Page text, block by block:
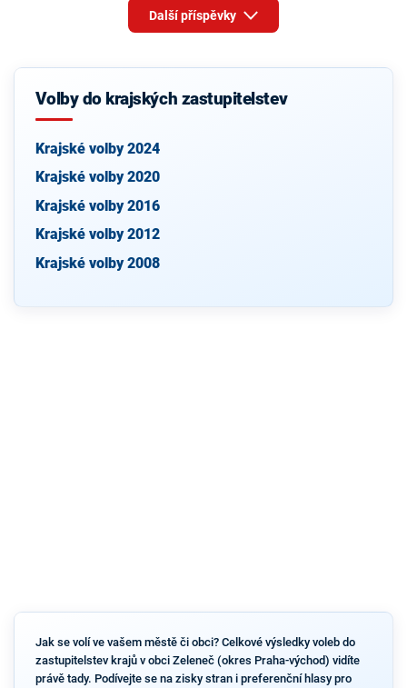
Další příspěvky
Volby do krajských zastupitelstev
Krajské volby 2024
Krajské volby 2020
Krajské volby 2016
Krajské volby 2012
Krajské volby 2008
Jak se volí ve vašem městě či obci? Celkové výsledky voleb do
zastupitelstev krajů v obci Zeleneč (okres Praha-východ) vidíte
právě tady. Podívejte se na zisky stran i preferenční hlasy pro